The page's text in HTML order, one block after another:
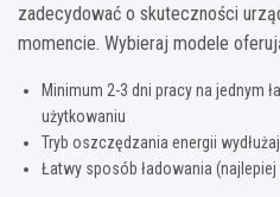
zadecydować o skuteczności
momencie. Wybieraj modele
Minimum 2-3 dni pracy na jednym
użytkowaniu
Tryb oszczędzania energii
Łatwy sposób ładowania (najlepiej